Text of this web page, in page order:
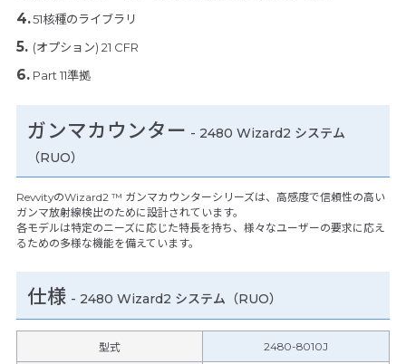
51核種のライブラリ
(オプション) 21 CFR
Part 11準拠
ガンマカウンター - 2480 Wizard2 システム
（RUO）
RevvityのWizard2 ™ ガンマカウンターシリーズは、高感度で信頼性の高い
ガンマ放射線検出のために設計されています。
各モデルは特定のニーズに応じた特長を持ち、様々なユーザーの要求に応え
るための多様な機能を備えています。
仕様 - 2480 Wizard2 システム（RUO）
型式 2480-8010J